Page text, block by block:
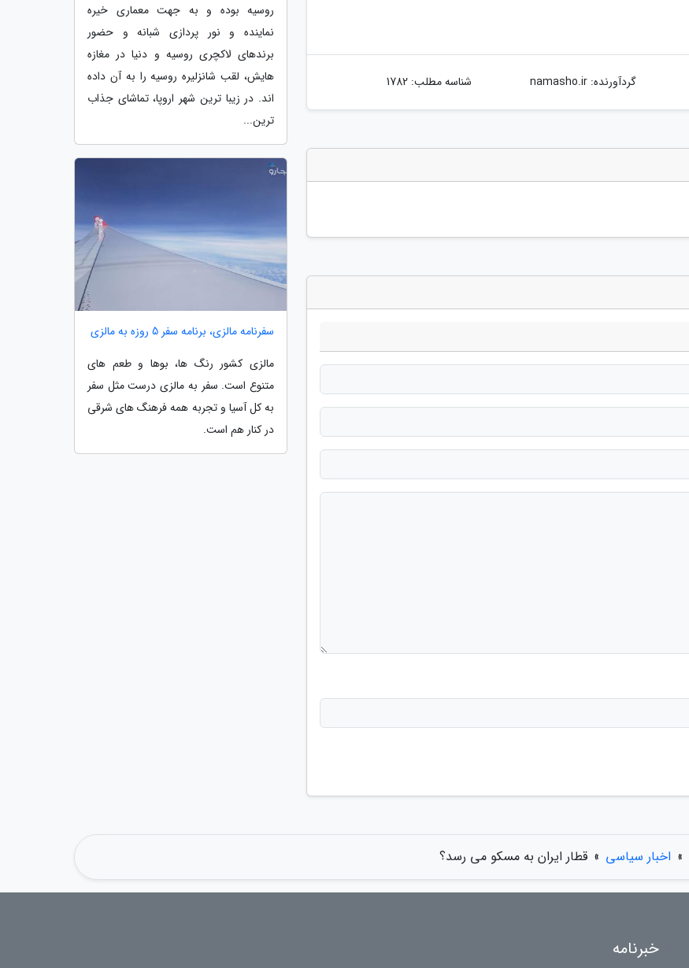
گردآورنده:namasho.ir شناسه مطلب: 1782
روسیه بوده و به جهت معماری خیره
نماینده و نور پردازی شبانه و حضور
برندهای لاکچری روسیه و دنیا در مغازه
هایش، لقب شانزلیره روسیه را به آن داده
اند. در زیبا ترین شهر اروپا، تماشای جذاب
ترین...
سفرنامه مالزی، برنامه سفر 5 روزه به مالزی
مالزی کشور رنگ ها، بوها و طعم های
متنوع است. سفر به مالزی درست مثل سفر
به کل آسیا و تجربه همه فرهنگ های شرقی
در کنار هم است.
» اخبار سیاسی » قطار ایران به مسکو می رسد؟
خبرنامه